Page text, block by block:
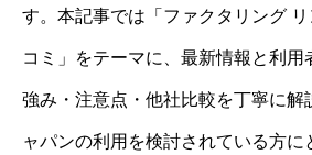
す。本記事では「ファクタリング
コミ」をテーマに、最新情報と利用
強み・注意点・他社比較を丁寧に解
ャパンの利用を検討されている方に